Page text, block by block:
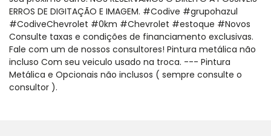
ERROS DE DIGITAÇÃO E IMAGEM. #Codive #grupohazul
#CodiveChevrolet #0km #Chevrolet #estoque #Novos
Consulte taxas e condições de financiamento exclusivas.
Fale com um de nossos consultores! Pintura metálica não
incluso Com seu veiculo usado na troca. --- Pintura
Metálica e Opcionais não inclusos ( sempre consulte o
consultor ).